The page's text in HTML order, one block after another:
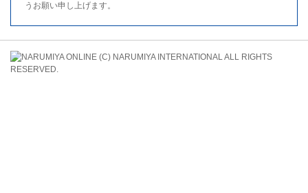
うお願い申し上げます。